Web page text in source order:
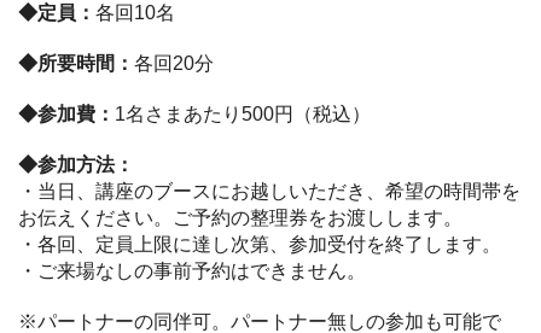
◆定員： 各回10名
◆所要時間： 各回20分
◆参加費： 1名さまあたり500円（税込）
◆参加方法：
・当日、講座のブースにお越しいただき、希望の時間帯を
お伝えください。ご予約の整理券をお渡しします。
・各回、定員上限に達し次第、参加受付を終了します。
・ご来場なしの事前予約はできません。
※パートナーの同伴可。パートナー無しの参加も可能で